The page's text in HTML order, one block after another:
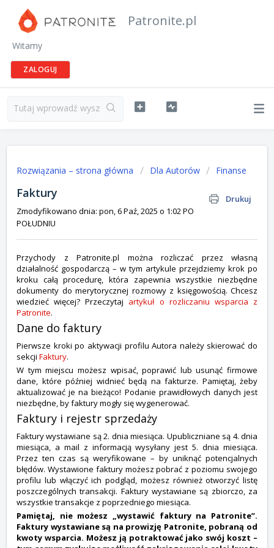
Patronite.pl
Witamy
ZALOGUJ
Rozwiązania – strona główna Dla Autorów Finanse
Faktury
Drukuj
Zmodyfikowano dnia: pon, 6 Paź, 2025 o 1:02 PO
POŁUDNIU
Przychody z Patronite.pl można rozliczać przez własną
działalność gospodarczą – w tym artykule przejdziemy krok po
kroku całą procedurę, która zapewnia wszystkie niezbędne
dokumenty do merytorycznej rozmowy z księgowością. Chcesz
wiedzieć więcej? Przeczytaj artykuł o rozliczaniu wsparcia z
Patronite.
Dane do faktury
Pierwsze kroki po aktywacji profilu Autora należy skierować do
sekcji Faktury.
W tym miejscu możesz wpisać, poprawić lub usunąć firmowe
dane, które później widnieć będą na fakturze. Pamiętaj, żeby
aktualizować je na bieżąco! Podanie prawidłowych danych jest
niezbędne, by faktury mogły się wygenerować.
Faktury i rejestr sprzedaży
Faktury wystawiane są 2. dnia miesiąca. Upubliczniane są 4. dnia
miesiąca, a mail z informacją wysyłany jest 5. dnia miesiąca.
Przez ten czas są weryfikowane – by uniknąć potencjalnych
błędów. Wystawione faktury możesz pobrać z poziomu swojego
profilu lub włączyć ich podgląd, możesz również otworzyć listę
poszczególnych transakcji. Faktury wystawiane są zbiorczo, za
wszystkie transakcje z poprzedniego miesiąca.
Pamiętaj, nie możesz „wystawić faktury na Patronite”.
Faktury wystawiane są na prowizję Patronite, pobraną od
kwoty wsparcia. Możesz ją potraktować jako swój koszt –